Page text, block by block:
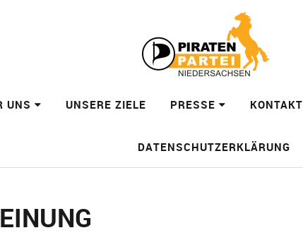
UNS UNSERE ZIELE PRESSE KONTAKT
DATENSCHUTZERKLÄRUNG